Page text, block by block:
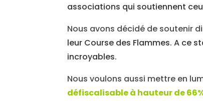
associations qui soutiennent
Nous avons décidé de soutenir
leur Course des Flammes. A ce
incroyables.
Nous voulons aussi mettre en
défiscalisable à hauteur de